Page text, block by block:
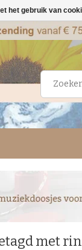
met
het gebruik van